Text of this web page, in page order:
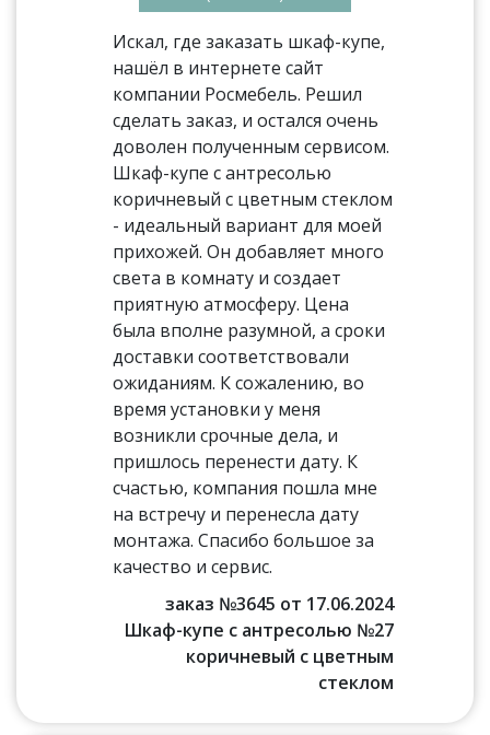
Искал, где заказать шкаф-купе,
нашёл в интернете сайт
компании Росмебель. Решил
сделать заказ, и остался очень
доволен полученным сервисом.
Шкаф-купе с антресолью
коричневый с цветным стеклом
- идеальный вариант для моей
прихожей. Он добавляет много
света в комнату и создает
приятную атмосферу. Цена
была вполне разумной, а сроки
доставки соответствовали
ожиданиям. К сожалению, во
время установки у меня
возникли срочные дела, и
пришлось перенести дату. К
счастью, компания пошла мне
на встречу и перенесла дату
монтажа. Спасибо большое за
качество и сервис.
заказ №3645 от 17.06.2024
Шкаф-купе с антресолью №27
коричневый с цветным
стеклом